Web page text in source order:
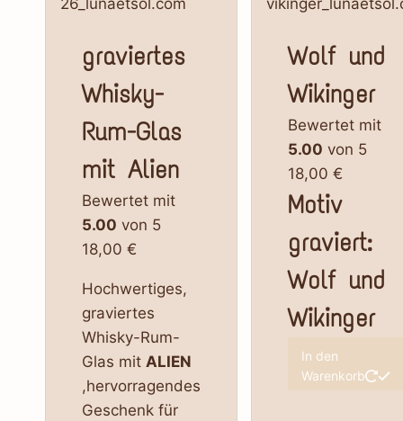
graviertes
Whisky-
Rum-Glas
mit Alien
Bewertet mit
5.00 von 5
18,00 €
Hochwertiges,
graviertes
Whisky-Rum-
Glas mit ALIEN
,hervorragendes
Geschenk für
Wolf und
Wikinger
Bewertet mit
5.00 von 5
18,00 €
Motiv
graviert:
Wolf und
Wikinger
In den
Warenkorb